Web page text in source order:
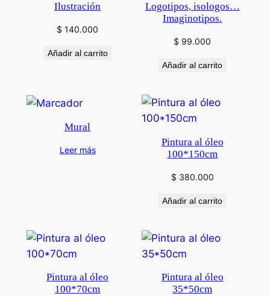
Ilustración
$ 140.000
Añadir al carrito
Logotipos, isologos…
Imaginotipos.
$ 99.000
Añadir al carrito
Mural
Leer más
Pintura al óleo
100*150cm
$ 380.000
Añadir al carrito
Pintura al óleo
100*70cm
Pintura al óleo
35*50cm